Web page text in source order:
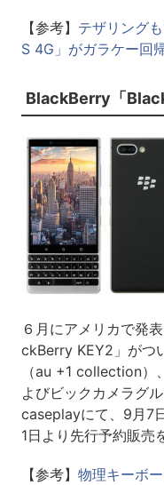
【参考】 テザリング
S 4G」がガラケー回
BlackBerry「
６月にアメリカで発
ckBerry KEY2」がつ
（au +1 collection）
よびビックカメラグ
caseplayにて、9月7
1日より先行予約販売
【参考】 物理キーボ